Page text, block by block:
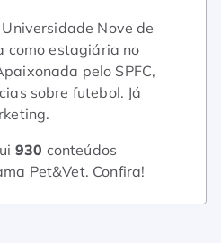
Nove de
como estagiária no
pelo SPFC,
sobre futebol. Já
930 conteúdos
Pet&Vet. Confira!